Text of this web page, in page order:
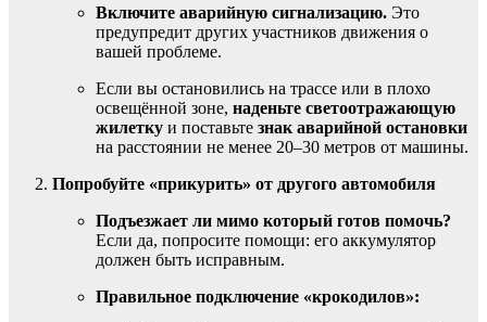
Включите аварийную сигнализацию. Это
предупредит других участников движения о
вашей проблеме.
Если вы остановились на трассе или в плохо
освещённой зоне, наденьте светоотражающую
жилетку и поставьте знак аварийной остановки
на расстоянии не менее 20–30 метров от машины.
Попробуйте «прикурить» от другого автомобиля
Подъезжает ли мимо который готов помочь?
Если да, попросите помощи: его аккумулятор
должен быть исправным.
Правильное подключение «крокодилов»: